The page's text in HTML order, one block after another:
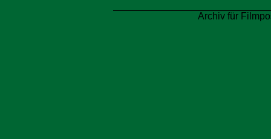
Archiv für